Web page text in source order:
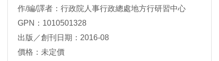
作/編/譯者：行政院人事行政總處地方行研習中心
GPN：1010501328
出版／創刊日期：2016-08
價格：未定價